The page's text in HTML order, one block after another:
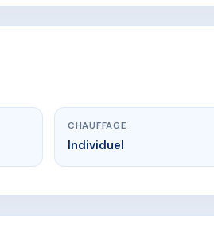
CHAUFFAGE
Individuel